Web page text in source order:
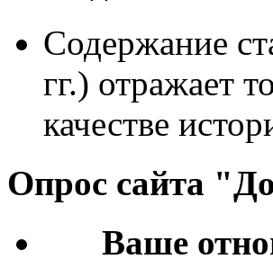
Содержание
гг.) отражает
качестве
Опрос сайта
Ваше